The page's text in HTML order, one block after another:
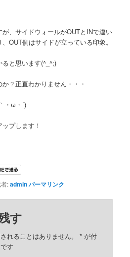
、サイドウォールがOUTとINで違い
OUT側はサイドが立っている印象。
と思います(^_^;)
？正直わかりません・・・
・ω・´)
プします！
:adminパーマリンク
す
れることはありません。 * が付
す